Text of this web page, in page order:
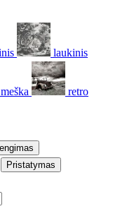
laukinis
meška retro
Pristatymas